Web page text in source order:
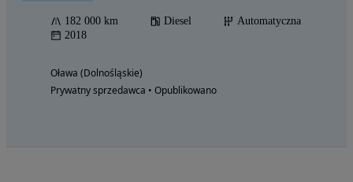
182 000 km Diesel
Automatyczna
2018
Oława (Dolnośląskie)
Prywatny sprzedawca • Opublikowano